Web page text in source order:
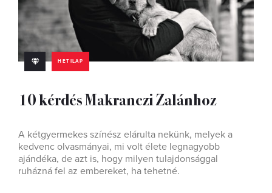
HETILAP
10 kérdés Makranczi Zalánhoz
A kétgyermekes színész elárulta nekünk, melyek a
kedvenc olvasmányai, mi volt élete legnagyobb
ajándéka, de azt is, hogy milyen tulajdonsággal
ruházná fel az embereket, ha tehetné.